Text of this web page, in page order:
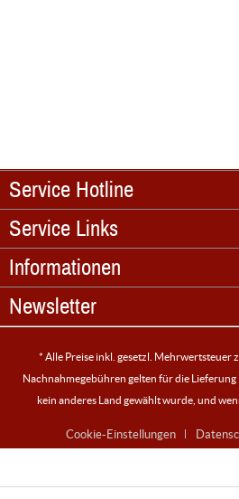
Service Hotline
Service Links
Informationen
Newsletter
* Alle Preise inkl. gesetzl. Mehrwertsteuer
Nachnahmegebühren gelten für die
kein anderes Land gewählt wurde, und
Cookie-Einstellungen